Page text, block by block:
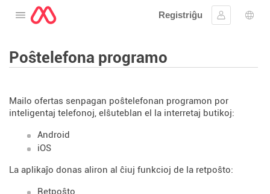
Malfermu la menuon
Registriĝu
Ensaluti
Poŝtelefona programo
Mailo ofertas senpagan poŝtelefonan programon por
inteligentaj telefonoj, elŝuteblan el la interretaj butikoj:
Android
iOS
La aplikaĵo donas aliron al ĉiuj funkcioj de la retpoŝto:
Retpoŝto